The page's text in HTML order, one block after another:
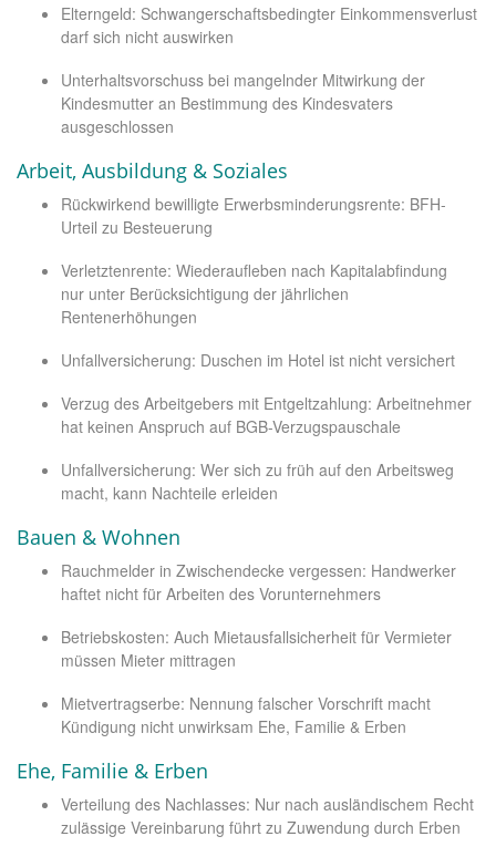
Elterngeld: Schwangerschaftsbedingter Einkommensverlust
darf sich nicht auswirken
Unterhaltsvorschuss bei mangelnder Mitwirkung der
Kindesmutter an Bestimmung des Kindesvaters
ausgeschlossen
Arbeit, Ausbildung & Soziales
Rückwirkend bewilligte Erwerbsminderungsrente: BFH-
Urteil zu Besteuerung
Verletztenrente: Wiederaufleben nach Kapitalabfindung
nur unter Berücksichtigung der jährlichen
Rentenerhöhungen
Unfallversicherung: Duschen im Hotel ist nicht versichert
Verzug des Arbeitgebers mit Entgeltzahlung: Arbeitnehmer
hat keinen Anspruch auf BGB-Verzugspauschale
Unfallversicherung: Wer sich zu früh auf den Arbeitsweg
macht, kann Nachteile erleiden
Bauen & Wohnen
Rauchmelder in Zwischendecke vergessen: Handwerker
haftet nicht für Arbeiten des Vorunternehmers
Betriebskosten: Auch Mietausfallsicherheit für Vermieter
müssen Mieter mittragen
Mietvertragserbe: Nennung falscher Vorschrift macht
Kündigung nicht unwirksam Ehe, Familie & Erben
Ehe, Familie & Erben
Verteilung des Nachlasses: Nur nach ausländischem Recht
zulässige Vereinbarung führt zu Zuwendung durch Erben